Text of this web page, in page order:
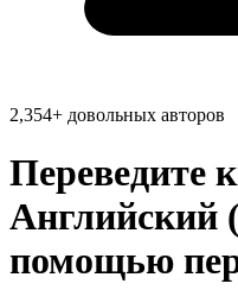
2,354+ довольных авторов
Переведите
помощью